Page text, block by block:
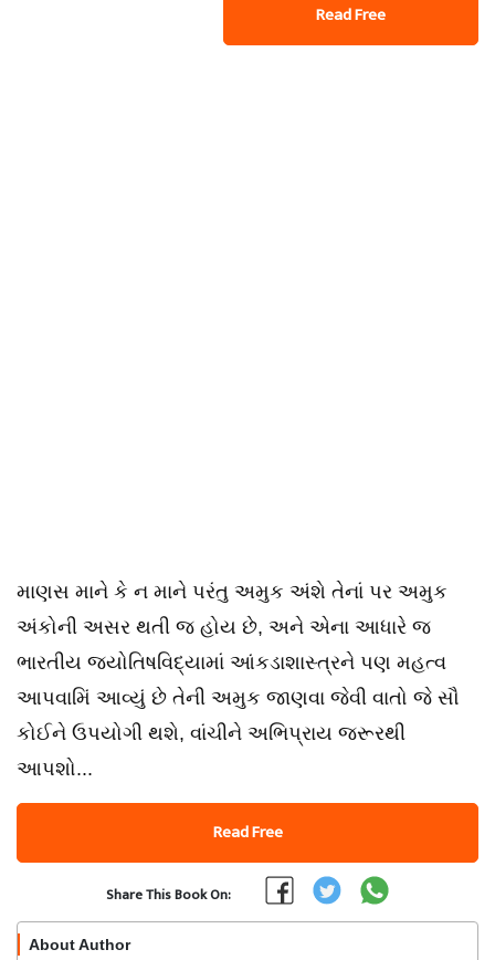
Read Free
માણસ માને કે ન માને પરંતુ અમુક અંશે તેનાં પર અમુક
અંકોની અસર થતી જ હોય છે, અને એના આધારે જ
ભારતીય જ્યોતિષવિદ્યામાં આંકડાશાસ્ત્રને પણ મહત્વ
આપવામિં આવ્યું છે તેની અમુક જાણવા જેવી વાતો જે સૌ
કોઈને ઉપયોગી થશે, વાંચીને અભિપ્રાય જરૂરથી
આપશો...
Read Free
Share This Book On:
About Author